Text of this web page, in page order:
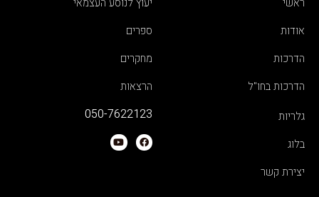
אודות
הדרכות
הדרכות בחו"ל
ספרים
מחקרים
הרצאות
גלריות
בלוג
יצירת קשר
050-7622123